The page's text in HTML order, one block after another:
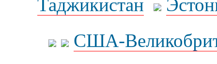
Таджикистан
США-